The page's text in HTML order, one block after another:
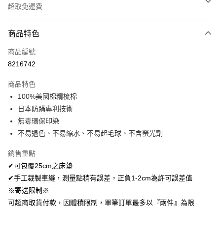
超取免運費
信用卡一次付款
超商取貨付款
Apple Pay
悠遊付
Google Pay
AFTEE先享後付
相關說明
AFTEE先享後付是「在收到商品之後才付款」的支付方式。 讓您購物簡單
便利好安心！
１．簡單：不需註冊會員、不需綁卡、不需儲值。
２．便利：只要手機號碼，簡訊認證，即可結帳。
ATM付款
運送方式
商品特色
商品編號
8216742
商品特色
100%美國棉精梳棉
日本防蹣專利技術
無毒環保印染
不易退色、不易縮水、不易起毛球、不含螢光劑
銷售重點
✔可包覆25cm之床墊
✔手工裁製車縫，測量點稍有誤差，正負1-2cm為許可誤差值
※寄送限制※
可超商取貨付款，因體積限制，單筆訂單最多以『兩件』為限